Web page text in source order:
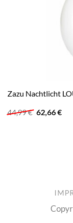
Zazu Nachtlicht
44,99€
Preis
62,66€